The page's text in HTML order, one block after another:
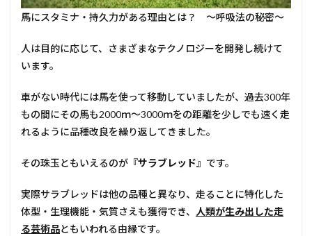
馬にスタミナ・持久力がある理由とは？ ～呼吸法の秘密～
人は目的に応じて、さまざまなテクノロジーを開発し続けて
います。
車がない時代には馬を使って移動していましたが、過去300年
もの間にその馬も2000ｍ～3000ｍをの距離を少しでも速く走
れるように品種改良を繰り返してきました。
その珠玉ともいえるのが 『サラブレッド』 です。
実際サラブレッドは他の品種と異なり、走ることに特化した
体型・生理機能・気質さえも獲得でき、
人類が生み出した走
る芸術品ともいわれる由縁です。